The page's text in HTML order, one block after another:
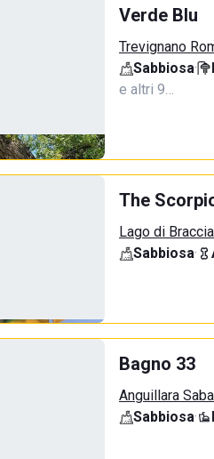
Verde Blu
Trevignano
Sabbiosa·
e altri 9…
The
Lago di
Sabbiosa·
Bagno 33
Anguillara
Sabbiosa·